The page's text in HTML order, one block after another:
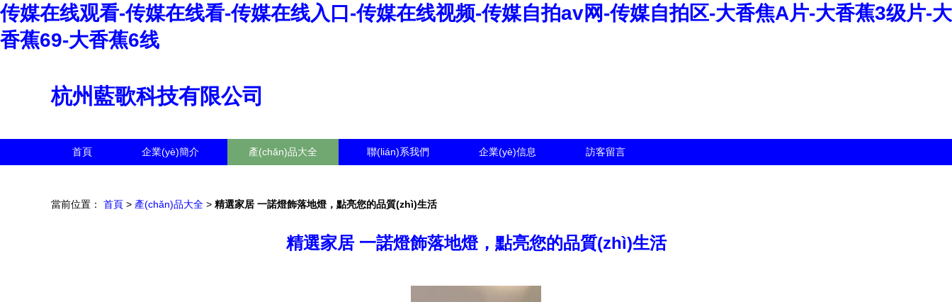
传媒在线观看-传媒在线看-传媒在线入口-传媒在线视频-传媒自拍av网-传媒自拍区-大香焦A片-大香蕉3级片-大
香蕉69-大香蕉6线
杭州藍歌科技有限公司
首頁 企業(yè)簡介 產(chǎn)品大全 聯(lián)系我們 企業(yè)信息 訪客留言
當前位置： 首頁 > 產(chǎn)品大全 > 精選家居 一諾燈飾落地燈，點亮您的品質(zhì)生活
精選家居 一諾燈飾落地燈，點亮您的品質(zhì)生活